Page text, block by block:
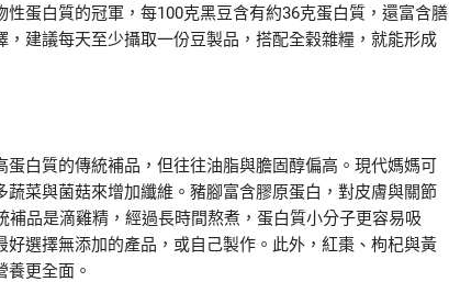
蛋白質的冠軍，每100克黑豆含有約36克蛋白質，還富含膳
建議每天至少攝取一份豆製品，搭配全穀雜糧，就能形成
白質的傳統補品，但往往油脂與膽固醇偏高。現代媽媽可
菜與菌菇來增加纖維。豬腳富含膠原蛋白，對皮膚與關節
品是滴雞精，經過長時間熬煮，蛋白質小分子更容易吸
選擇無添加的產品，或自己製作。此外，紅棗、枸杞與黃
更全面。